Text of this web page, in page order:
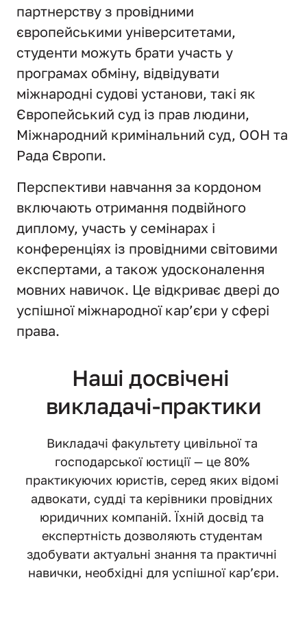
партнерству з провідними
європейськими університетами,
студенти можуть брати участь у
програмах обміну, відвідувати
міжнародні судові установи, такі як
Європейський суд із прав людини,
Міжнародний кримінальний суд, ООН та
Рада Європи.
Перспективи навчання за кордоном
включають отримання подвійного
диплому, участь у семінарах і
конференціях із провідними світовими
експертами, а також удосконалення
мовних навичок. Це відкриває двері до
успішної міжнародної кар’єри у сфері
права.
Наші досвічені
викладачі-практики
Викладачі факультету цивільної та
господарської юстиції — це 80%
практикуючих юристів, серед яких відомі
адвокати, судді та керівники провідних
юридичних компаній. Їхній досвід та
експертність дозволяють студентам
здобувати актуальні знання та практичні
навички, необхідні для успішної кар’єри.